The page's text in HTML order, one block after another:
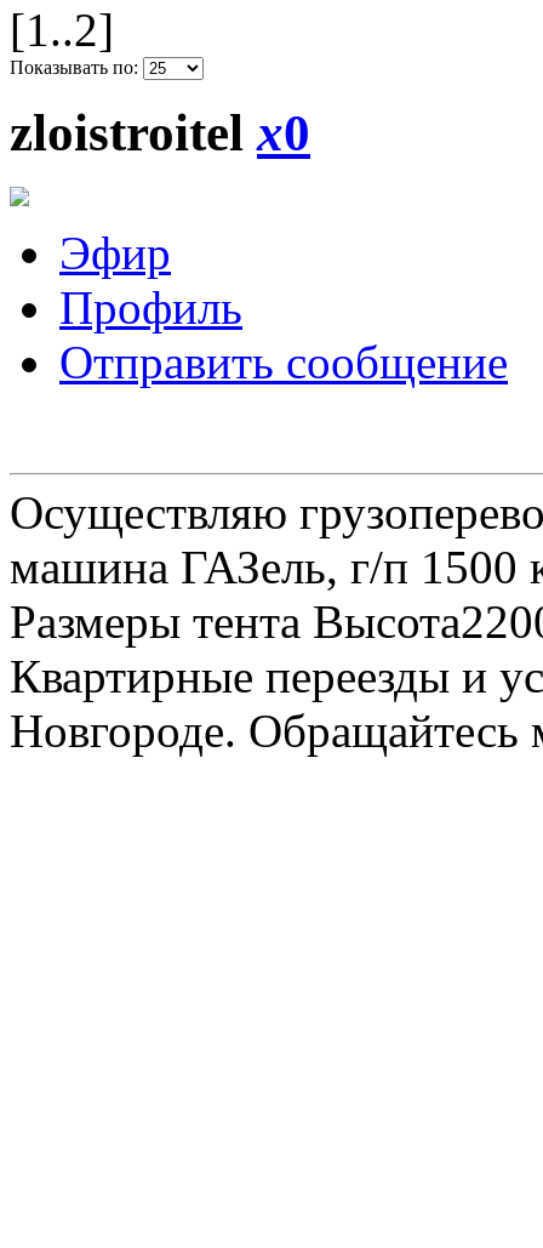
[1..2]
Показывать по:
zloistroitelx0
Эфир
Профиль
Отправить сообщение
Осуществляю
машина ГАЗель, г/п 1500
Размеры тента
Квартирные переезды и
Новгороде.